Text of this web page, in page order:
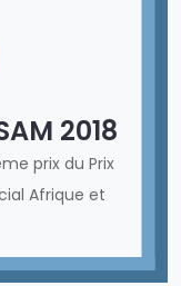
2018
prix du Prix
Afrique et